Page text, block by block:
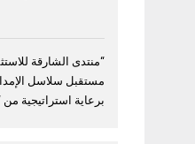
مستقبل سلاسل
برعاية استراتيجية من